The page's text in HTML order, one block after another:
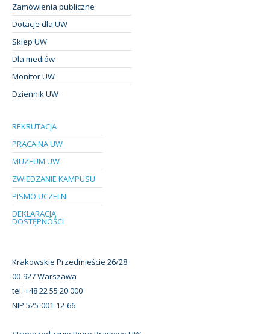
Zamówienia publiczne
Dotacje dla UW
Sklep UW
Dla mediów
Monitor UW
Dziennik UW
REKRUTACJA
PRACA NA UW
MUZEUM UW
ZWIEDZANIE KAMPUSU
PISMO UCZELNI
DEKLARACJA
DOSTĘPNOŚCI
Krakowskie Przedmieście 26/28
00-927 Warszawa
tel. +48 22 55 20 000
NIP 525-001-12-66